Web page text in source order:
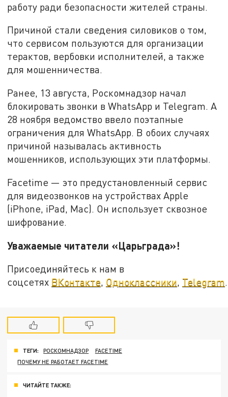
работу ради безопасности жителей страны.
Причиной стали сведения силовиков о том,
что сервисом пользуются для организации
терактов, вербовки исполнителей, а также
для мошенничества.
Ранее, 13 августа, Роскомнадзор начал
блокировать звонки в WhatsApp и Telegram. А
28 ноября ведомство ввело поэтапные
ограничения для WhatsApp. В обоих случаях
причиной называлась активность
мошенников, использующих эти платформы.
Facetime — это предустановленный сервис
для видеозвонков на устройствах Apple
(iPhone, iPad, Mac). Он использует сквозное
шифрование.
Уважаемые читатели «Царьграда»!
Присоединяйтесь к нам в
соцсетях ВКонтакте, Одноклассники, Telegram.
ТЕГИ: РОСКОМНАДЗОР
FACETIME
ПОЧЕМУ НЕ РАБОТАЕТ FACETIME
ЧИТАЙТЕ ТАКЖЕ: